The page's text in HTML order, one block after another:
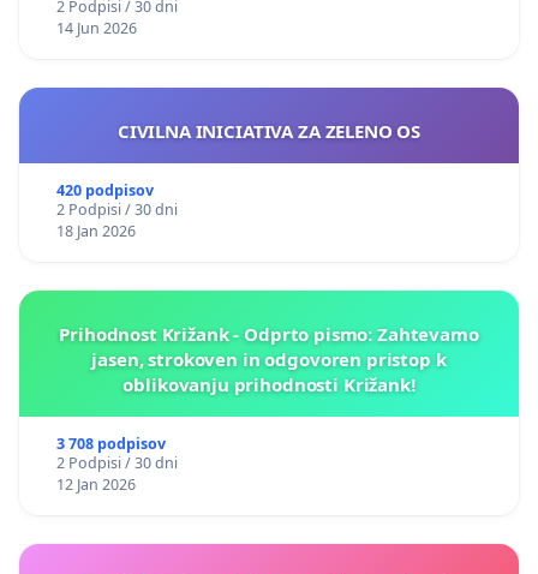
2 Podpisi / 30 dni
14 Jun 2026
CIVILNA INICIATIVA ZA ZELENO OS
420 podpisov
2 Podpisi / 30 dni
18 Jan 2026
Prihodnost Križank - Odprto pismo: Zahtevamo
jasen, strokoven in odgovoren pristop k
oblikovanju prihodnosti Križank!
3 708 podpisov
2 Podpisi / 30 dni
12 Jan 2026